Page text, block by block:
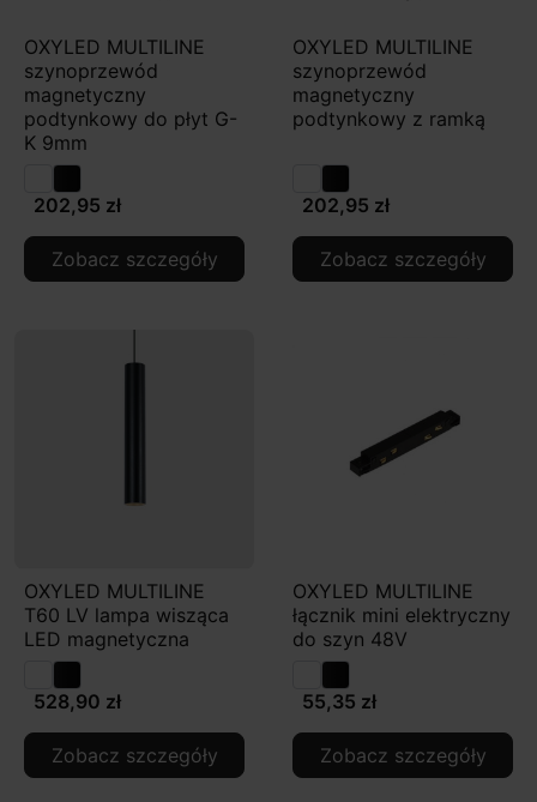
OXYLED MULTILINE
szynoprzewód
magnetyczny
podtynkowy do płyt G-
K 9mm
202,95 zł
Zobacz szczegóły
OXYLED MULTILINE
szynoprzewód
magnetyczny
podtynkowy z ramką
202,95 zł
Zobacz szczegóły
OXYLED MULTILINE
T60 LV lampa wisząca
LED magnetyczna
528,90 zł
Zobacz szczegóły
OXYLED MULTILINE
łącznik mini elektryczny
do szyn 48V
55,35 zł
Zobacz szczegóły